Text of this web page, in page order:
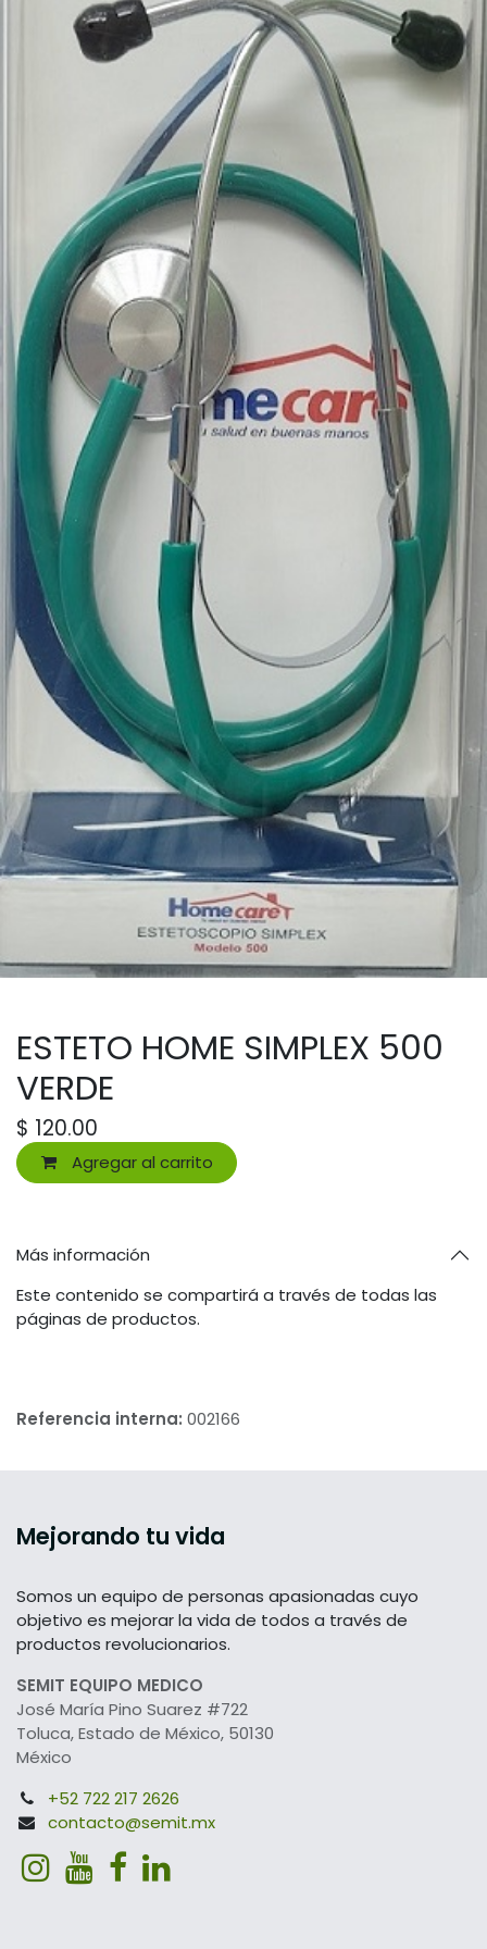
ESTETO HOME SIMPLEX 500
VERDE
$ 120.00
Agregar al carrito
Más información
Este contenido se compartirá a través de todas las
páginas de productos.
Referencia interna: 002166
Mejorando tu vida
Somos un equipo de personas apasionadas cuyo
objetivo es mejorar la vida de todos a través de
productos revolucionarios.
SEMIT EQUIPO MEDICO
José María Pino Suarez #722
Toluca, Estado de México, 50130
México
+52 722 217 2626
contacto@semit.mx